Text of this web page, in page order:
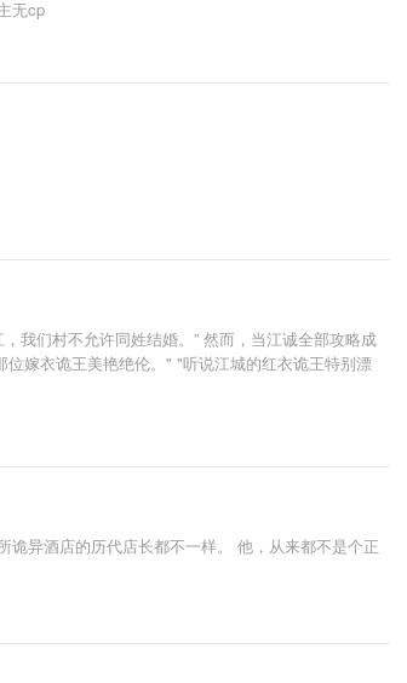
无cp
我们村不允许同姓结婚。” 然而，当江诚全部攻略成
嫁衣诡王美艳绝伦。" "听说江城的红衣诡王特别漂
异酒店的历代店长都不一样。 他，从来都不是个正